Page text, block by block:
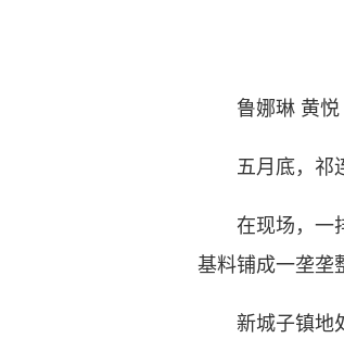
鲁娜琳 黄悦
五月底，祁连
在现场，一排
基料铺成一垄垄
新城子镇地处